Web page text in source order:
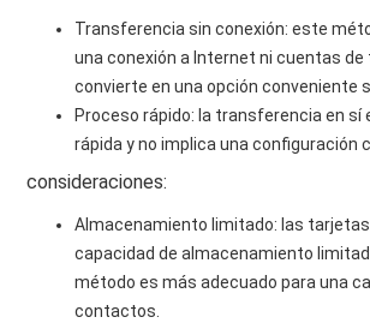
Transferencia sin conexión: este
una conexión a Internet ni cuentas de
convierte en una opción conveniente
Proceso rápido: la transferencia en sí
rápida y no implica una configuración
consideraciones:
Almacenamiento limitado: las
capacidad de almacenamiento
método es más adecuado para una
contactos.